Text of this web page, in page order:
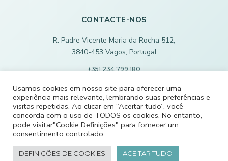
CONTACTE-NOS
R. Padre Vicente Maria da Rocha 512,
3840-453 Vagos, Portugal
+351 234 799 180
ECODEVAGOS@SCMVAGOS.EU
CONTACTE-NOS
Usamos cookies em nosso site para oferecer uma
experiência mais relevante, lembrando suas preferências e
visitas repetidas. Ao clicar em “Aceitar tudo”, você
concorda com o uso de TODOS os cookies. No entanto,
pode visitar"Cookie Definições" para fornecer um
consentimento controlado.
DEFINIÇÕES DE COOKIES ACEITAR TUDO